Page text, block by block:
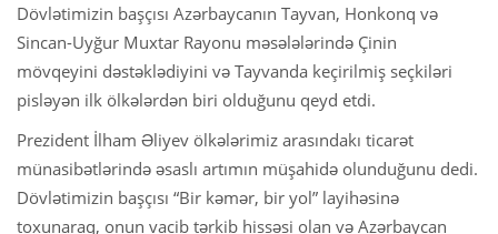
Dövlətimizin başçısı Azərbaycanın Tayvan, Honkonq və
Sincan-Uyğur Muxtar Rayonu məsələlərində Çinin
mövqeyini dəstəklədiyini və Tayvanda keçirilmiş seçkiləri
pisləyən ilk ölkələrdən biri olduğunu qeyd etdi.
Prezident İlham Əliyev ölkələrimiz arasındakı ticarət
münasibətlərində əsaslı artımın müşahidə olunduğunu dedi.
Dövlətimizin başçısı “Bir kəmər, bir yol” layihəsinə
toxunaraq, onun vacib tərkib hissəsi olan və Azərbaycan